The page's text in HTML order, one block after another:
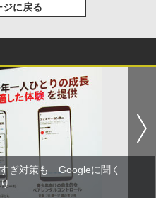
ジに戻る
ぎ対策も Googleに聞く